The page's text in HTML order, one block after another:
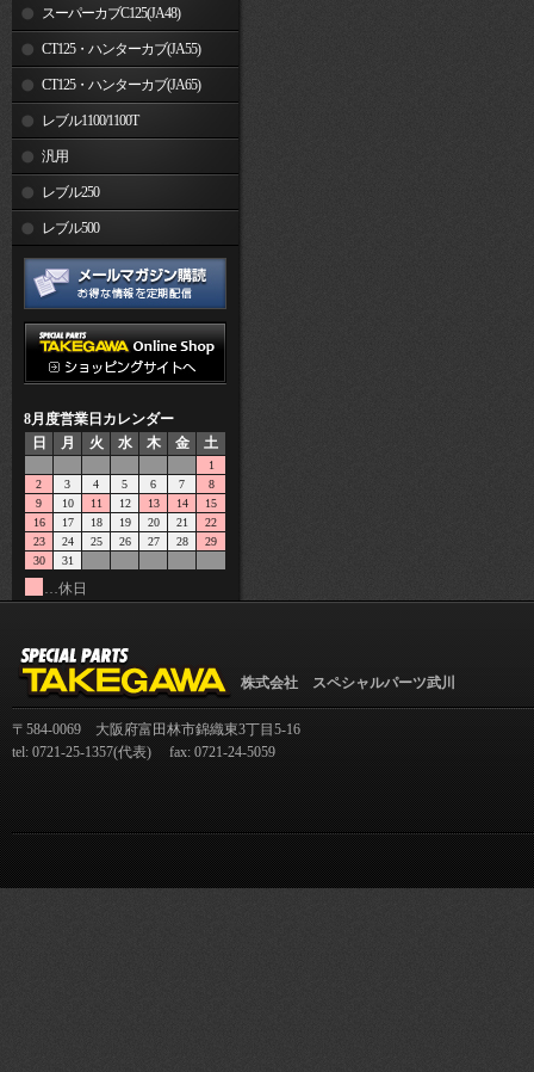
スーパーカブC125(JA48)
CT125・ハンターカブ(JA55)
CT125・ハンターカブ(JA65)
レブル1100/1100T
汎用
レブル250
レブル500
8月度営業日カレンダー
日
月 火 水 木 金 土
1
2
3 4 5 6 7
8
9
10 11 12 13 14
15
16
17 18 19 20 21
22
23
24 25 26 27 28
29
30
31
…休日
株式会社 スペシャルパーツ武川
〒584-0069 大阪府富田林市錦織東3丁目5-16
tel: 0721-25-1357(代表) fax: 0721-24-5059